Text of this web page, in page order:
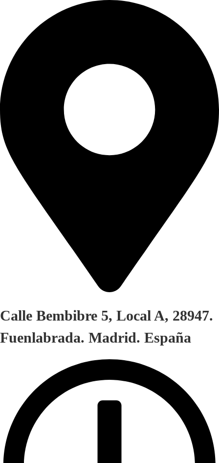
Calle Bembibre 5, Local A, 28947.
Fuenlabrada. Madrid. España